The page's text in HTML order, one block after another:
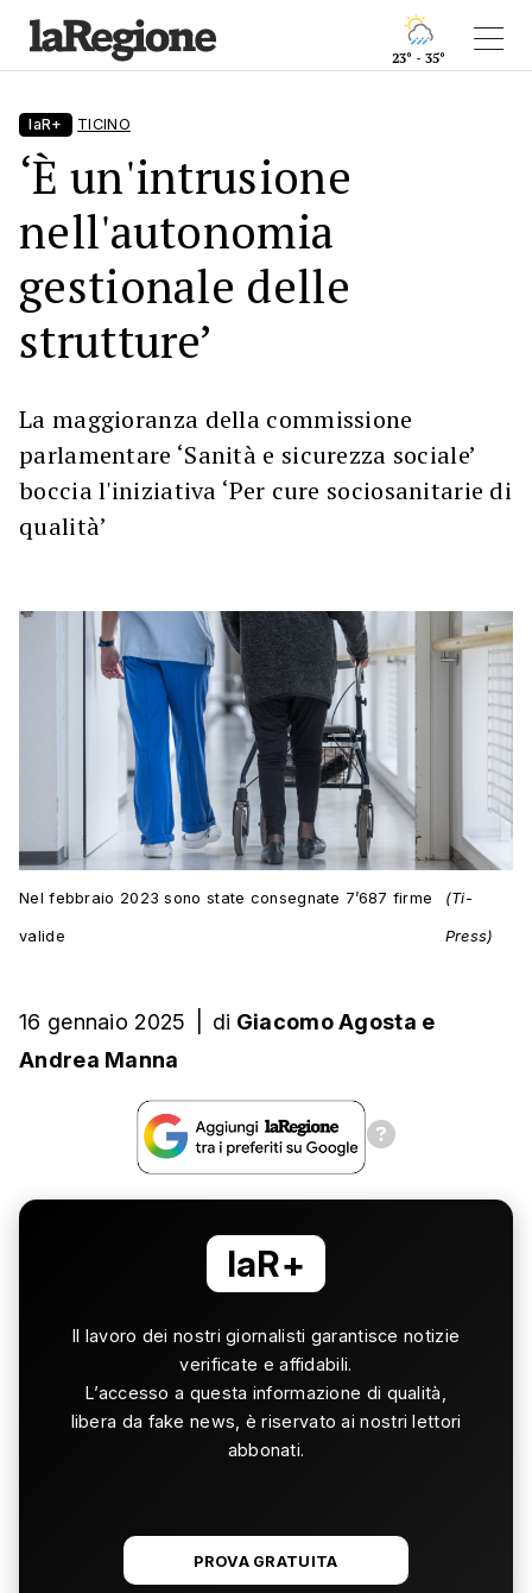
23° - 35°
laR+ TICINO
‘È un'intrusione
nell'autonomia
gestionale delle
strutture’
La maggioranza della commissione
parlamentare ‘Sanità e sicurezza sociale’
boccia l'iniziativa ‘Per cure sociosanitarie di
qualità’
Nel febbraio 2023 sono state consegnate 7’687 firme
valide
(Ti-
Press)
16 gennaio 2025 di Giacomo Agosta e
Andrea Manna
laR+
Il lavoro dei nostri giornalisti garantisce notizie
verificate e affidabili.
L’accesso a questa informazione di qualità,
libera da fake news, è riservato ai nostri lettori
abbonati.
PROVA GRATUITA